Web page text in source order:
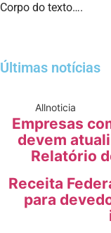
Corpo do texto….
Últimas notícias
Allnoticia
Empresas
devem
Relatório
Receita
para